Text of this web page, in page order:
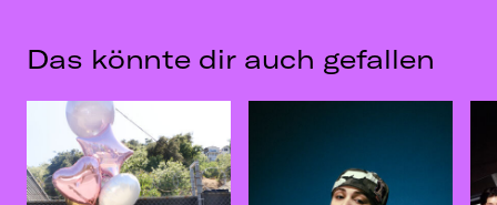
Das könnte dir auch gefallen